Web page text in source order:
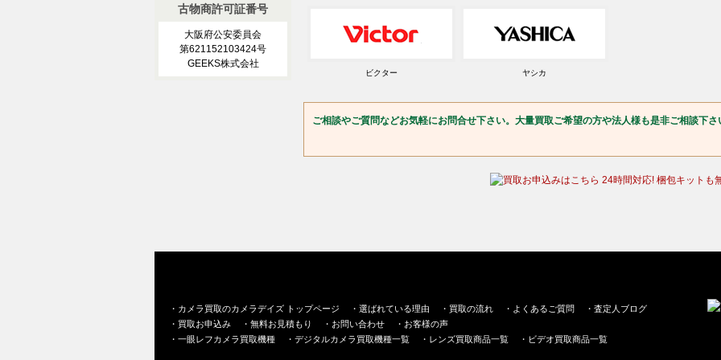
ビクター ヤシカ
ご相談やご質問などお気軽にお問合せ下さい。大量買取ご希望の方や法人様も是非ご相談下さ
古物商許可証番号
大阪府公安委員会
第621152103424号
GEEKS株式会社
・ カメラ買取のカメラデイズ トップページ ・ 選ばれている理由 ・ 買取の流れ ・ よくあるご質問 ・ 査定人ブログ
・ 買取お申込み ・ 無料お見積もり ・ お問い合わせ ・ お客様の声
・ 一眼レフカメラ買取機種 ・ デジタルカメラ買取機種一覧 ・ レンズ買取商品一覧 ・ ビデオ買取商品一覧